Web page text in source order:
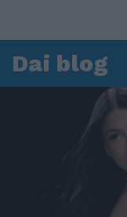
Dai blog